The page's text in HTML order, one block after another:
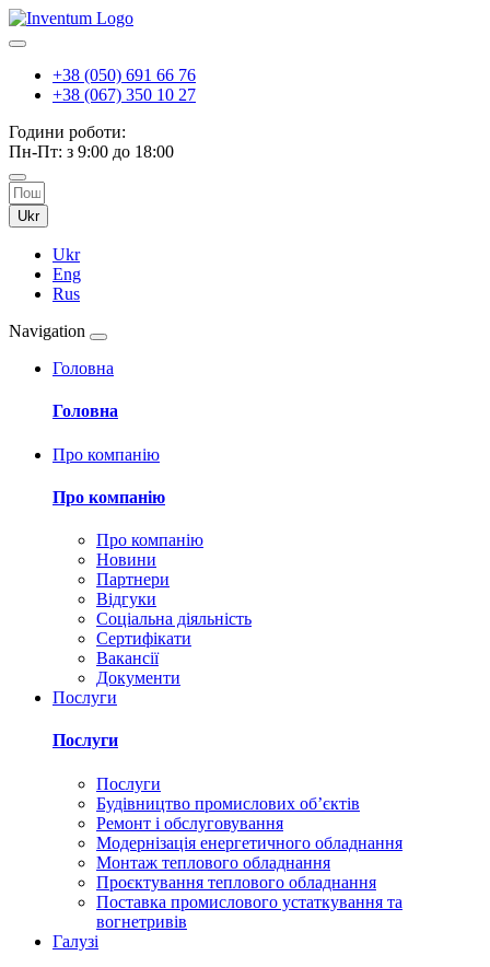
+38 (050) 691 66 76
+38 (067) 350 10 27
Години роботи:
Пн-Пт: з 9:00 до 18:00
Ukr
Ukr
Eng
Rus
Navigation
Головна
Головна
Про компанію
Про компанію
Про компанію
Новини
Партнери
Відгуки
Соціальна діяльність
Сертифікати
Вакансії
Документи
Послуги
Послуги
Послуги
Будівництво промислових обʼєктів
Ремонт і обслуговування
Модернізація енергетичного обладнання
Монтаж теплового обладнання
Проєктування теплового обладнання
Поставка промислового устаткування та
вогнетривів
Галузі